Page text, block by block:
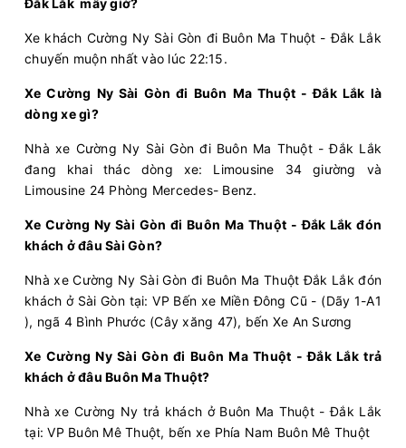
Cường Ny Limousine 24 Phòng...
20:0009/08/2026 10/0805:30(9 giờ 30 phút)
Bến xe An
Sương
Krông Búk (Dọc Quốc lộ
14)
Cường Ny Limousine 34 giường
20:00 09/08/2026 10/0804:15 (8 giờ 15 phút)
Bến xe An
Sương
Bến xe Phía Nam Buôn
Mê Thuột
Cường Ny Limousine 34 giường
Đắk Lắk mấy giờ?
Xe khách Cường Ny Sài Gòn đi Buôn Ma Thuột - Đắk Lắk
chuyến muộn nhất vào lúc 22:15.
Xe Cường Ny Sài Gòn đi Buôn Ma Thuột - Đắk Lắk là
dòng xe gì?
Nhà xe Cường Ny Sài Gòn đi Buôn Ma Thuột - Đắk Lắk
đang khai thác dòng xe: Limousine 34 giường và
Limousine 24 Phòng Mercedes- Benz.
Xe Cường Ny Sài Gòn đi Buôn Ma Thuột - Đắk Lắk đón
khách ở đâu Sài Gòn?
Nhà xe Cường Ny Sài Gòn đi Buôn Ma Thuột Đắk Lắk đón
khách ở Sài Gòn tại: VP Bến xe Miền Đông Cũ - (Dãy 1-A1
), ngã 4 Bình Phước (Cây xăng 47), bến Xe An Sương
Xe Cường Ny Sài Gòn đi Buôn Ma Thuột - Đắk Lắk trả
khách ở đâu Buôn Ma Thuột?
Nhà xe Cường Ny trả khách ở Buôn Ma Thuột - Đắk Lắk
tại: VP Buôn Mê Thuột, bến xe Phía Nam Buôn Mê Thuột